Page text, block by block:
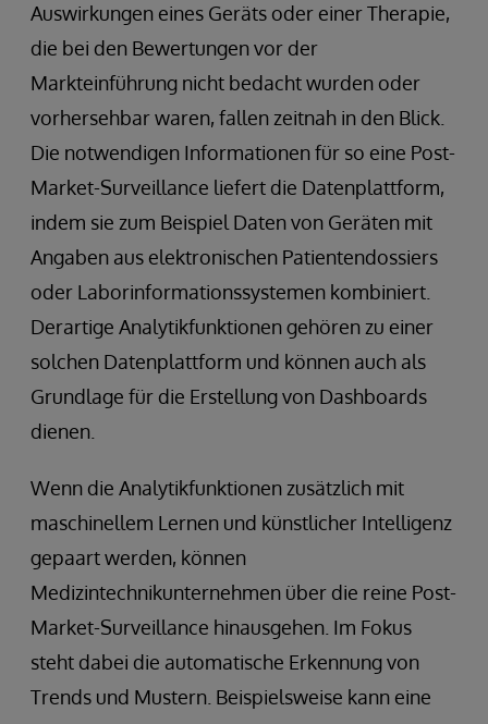
Auswirkungen eines Geräts oder einer Therapie,
die bei den Bewertungen vor der
Markteinführung nicht bedacht wurden oder
vorhersehbar waren, fallen zeitnah in den Blick.
Die notwendigen Informationen für so eine Post-
Market-Surveillance liefert die Datenplattform,
indem sie zum Beispiel Daten von Geräten mit
Angaben aus elektronischen Patientendossiers
oder Laborinformationssystemen kombiniert.
Derartige Analytikfunktionen gehören zu einer
solchen Datenplattform und können auch als
Grundlage für die Erstellung von Dashboards
dienen.
Wenn die Analytikfunktionen zusätzlich mit
maschinellem Lernen und künstlicher Intelligenz
gepaart werden, können
Medizintechnikunternehmen über die reine Post-
Market-Surveillance hinausgehen. Im Fokus
steht dabei die automatische Erkennung von
Trends und Mustern. Beispielsweise kann eine